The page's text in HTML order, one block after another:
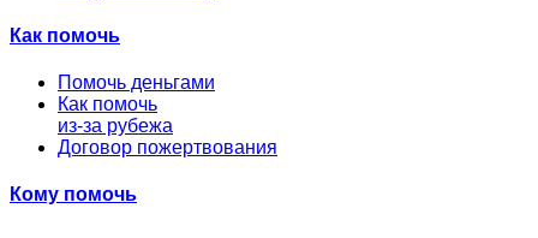
Как помочь
Помочь деньгами
Как помочь
из-за рубежа
Договор пожертвования
Кому помочь